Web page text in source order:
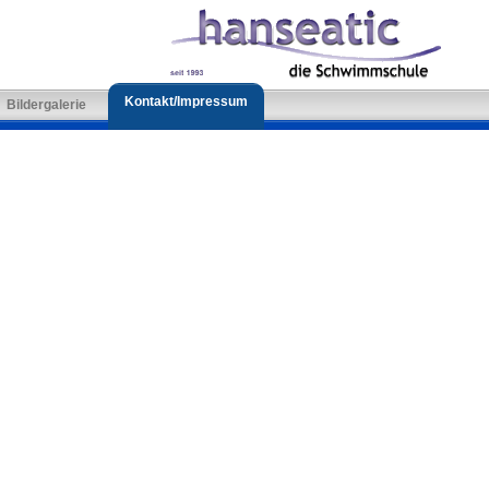
Bildergalerie Kontakt/Impressum